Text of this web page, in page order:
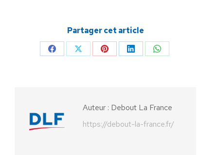
Partager cet article
PartagerPartagerPartagerPartagerPartager
Auteur : Debout La France
https://debout-la-france.fr/